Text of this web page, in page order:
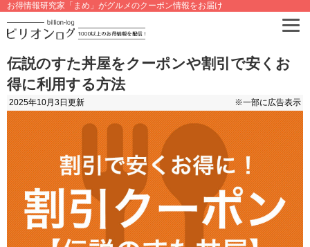
お得情報研究家「まめ」がグルメのクーポン情報をお届け
伝説のすた丼屋をクーポンや割引で安くお
得に利用する方法
2025年10月3日 更新 ※一部に広告表示